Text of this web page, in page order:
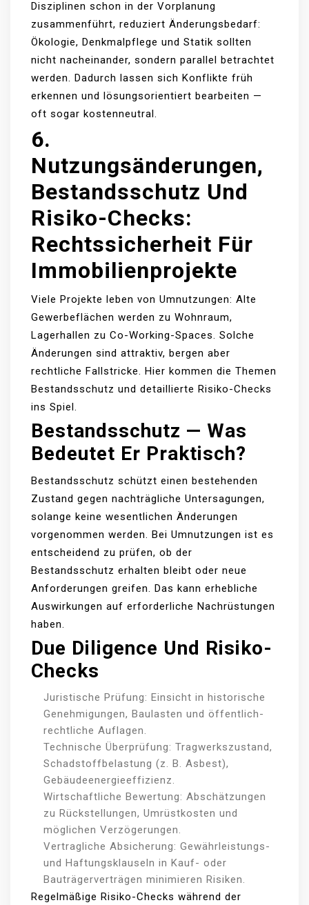
Disziplinen schon in der Vorplanung
zusammenführt, reduziert Änderungsbedarf:
Ökologie, Denkmalpflege und Statik sollten
nicht nacheinander, sondern parallel betrachtet
werden. Dadurch lassen sich Konflikte früh
erkennen und lösungsorientiert bearbeiten —
oft sogar kostenneutral.
6.
Nutzungsänderungen,
Bestandsschutz Und
Risiko-Checks:
Rechtssicherheit Für
Immobilienprojekte
Viele Projekte leben von Umnutzungen: Alte
Gewerbeflächen werden zu Wohnraum,
Lagerhallen zu Co-Working-Spaces. Solche
Änderungen sind attraktiv, bergen aber
rechtliche Fallstricke. Hier kommen die Themen
Bestandsschutz und detaillierte Risiko-Checks
ins Spiel.
Bestandsschutz — Was
Bedeutet Er Praktisch?
Bestandsschutz schützt einen bestehenden
Zustand gegen nachträgliche Untersagungen,
solange keine wesentlichen Änderungen
vorgenommen werden. Bei Umnutzungen ist es
entscheidend zu prüfen, ob der
Bestandsschutz erhalten bleibt oder neue
Anforderungen greifen. Das kann erhebliche
Auswirkungen auf erforderliche Nachrüstungen
haben.
Due Diligence Und Risiko-
Checks
Juristische Prüfung: Einsicht in historische
Genehmigungen, Baulasten und öffentlich-
rechtliche Auflagen.
Technische Überprüfung: Tragwerkszustand,
Schadstoffbelastung (z. B. Asbest),
Gebäudeenergieeffizienz.
Wirtschaftliche Bewertung: Abschätzungen
zu Rückstellungen, Umrüstkosten und
möglichen Verzögerungen.
Vertragliche Absicherung: Gewährleistungs-
und Haftungsklauseln in Kauf- oder
Bauträgerverträgen minimieren Risiken.
Regelmäßige Risiko-Checks während der